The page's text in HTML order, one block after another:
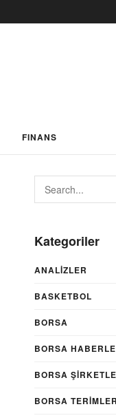
FINANS
Kategoriler
ANALIZLER
BASKETBOL
BORSA
BORSA
BORSA
BORSA